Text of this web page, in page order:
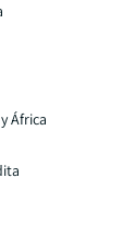
África